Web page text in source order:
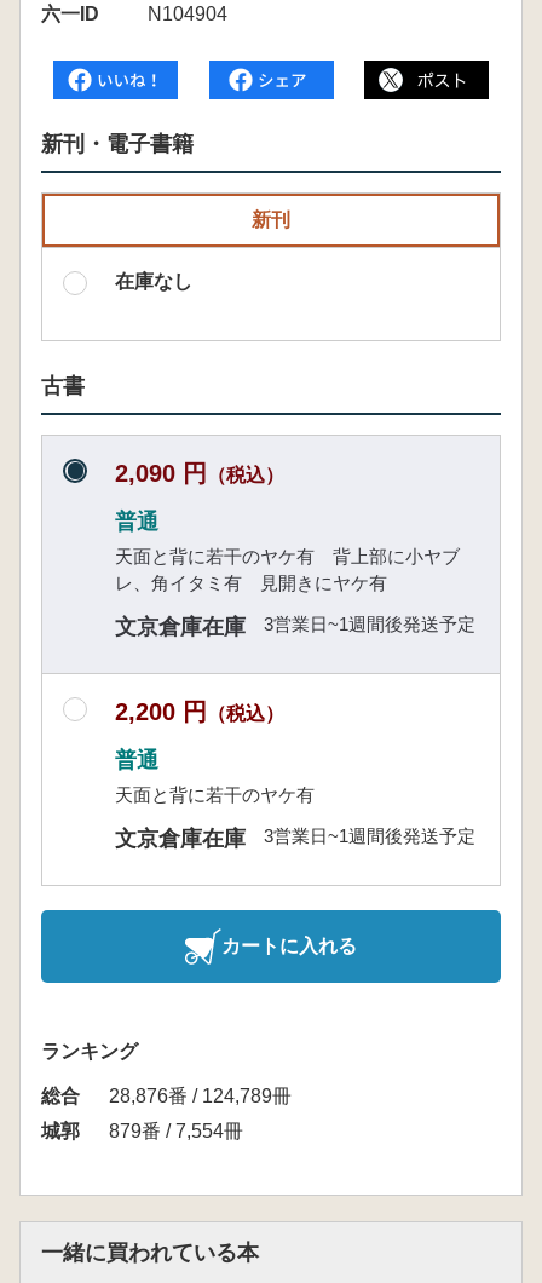
六一ID
N104904
新刊・電子書籍
新刊
在庫なし
古書
2,090 円 （税込）
普通
天面と背に若干のヤケ有 背上部に小ヤブ
レ、角イタミ有 見開きにヤケ有
文京倉庫在庫 3営業日~1週間後発送予定
2,200 円 （税込）
普通
天面と背に若干のヤケ有
文京倉庫在庫 3営業日~1週間後発送予定
カートに入れる
ランキング
総合
28,876番 / 124,789冊
城郭
879番 / 7,554冊
一緒に買われている本